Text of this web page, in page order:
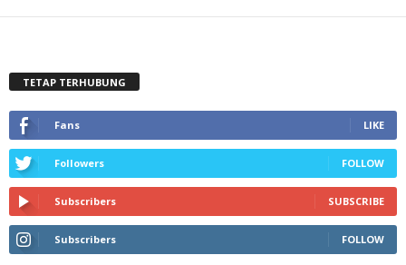
TETAP TERHUBUNG
Fans LIKE
Followers FOLLOW
Subscribers SUBSCRIBE
Subscribers FOLLOW